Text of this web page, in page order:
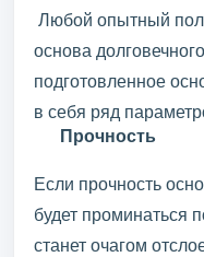
Любой опытный
основа
подготовленное
в себя ряд
Прочность
Если прочность
будет проминаться
станет очагом